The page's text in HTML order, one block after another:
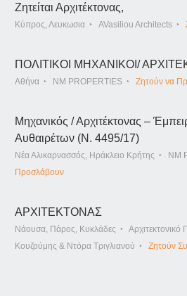
Ζητείται Αρχιτέκτονας,
Κύπρος, Λευκωσια AVasiliou Architects
ΠΟΛΙΤΙΚΟΙ ΜΗΧΑΝΙΚΟΙ/
Αθήνα NM PROPERTIES Ζητούν να
Μηχανικός / Αρχιτέκτονας –
Αυθαιρέτων (Ν. 4495/17)
Νέα Αλικαρνασσός, Ηράκλειο Κρήτης NM
Προσλάβουν
ΑΡΧΙΤΕΚΤΟΝΑΣ
Νάουσα, Πάρος, Κυκλάδες
Κουζούμης & Ντόρα Τριγλιανού
Ζητούν